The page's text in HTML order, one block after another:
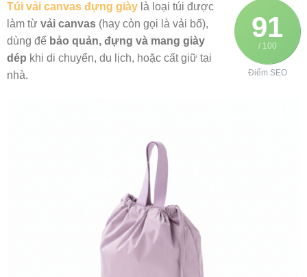
91
/ 100
Điểm SEO
Túi vải canvas đựng giày là loại túi được
làm từ vải canvas (hay còn gọi là vải bố),
dùng để bảo quản, đựng và mang giày
dép khi di chuyển, du lịch, hoặc cất giữ tại
nhà.